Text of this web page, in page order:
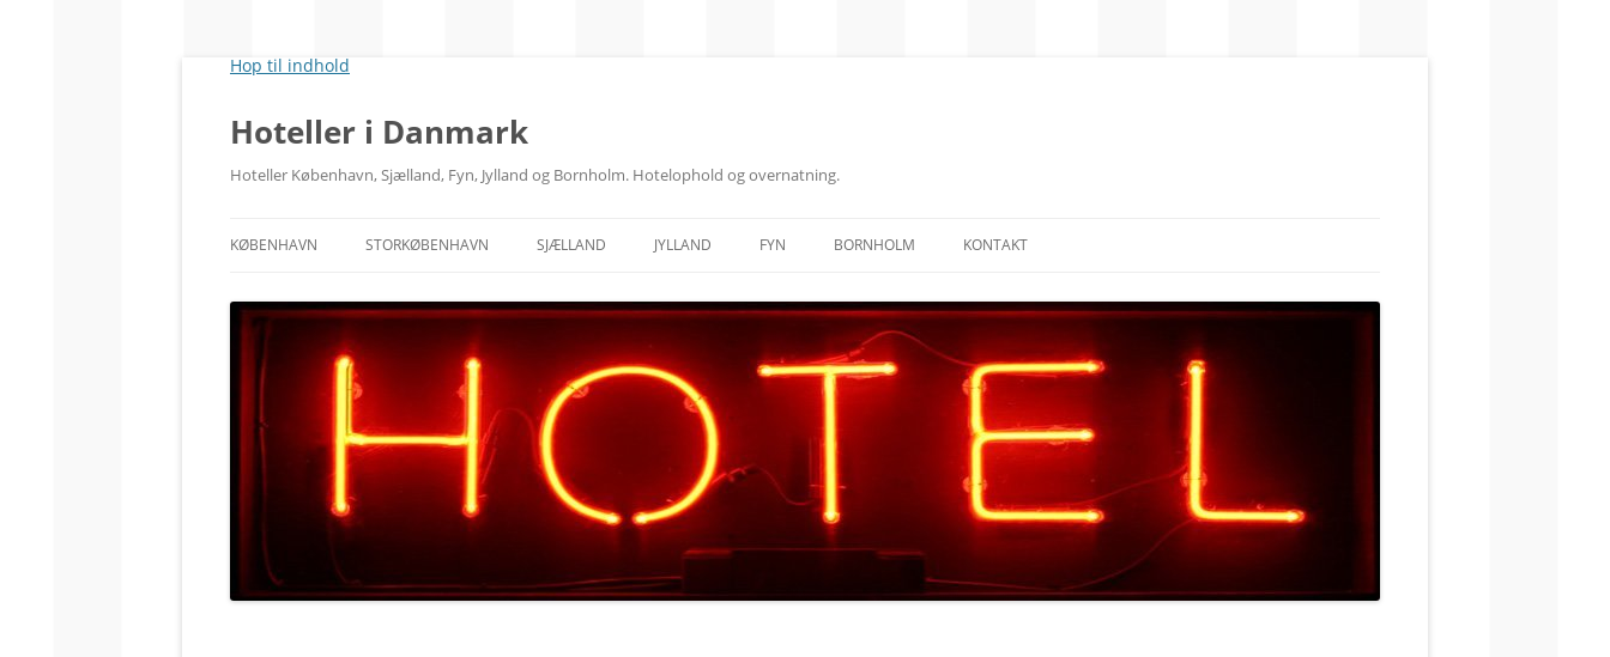
Hop til indhold
Hoteller i Danmark
Hoteller København, Sjælland, Fyn, Jylland og Bornholm. Hotelophold og overnatning.
KØBENHAVN
RÅDHUSPLADSEN
HOVEDBANEGÅRDEN
KØBENHAVN V.
KØBENHAVN K.
STORKØBENHAVN SJÆLLAND
MIDTSJÆLLAND
VESTSJÆLLAND
FALSTER
LOLLAND
JYLLAND
ÅLBORG
NORDJYLLAND
MIDTJYLLAND
ØSTJYLLAND
VESTJYLLAND
SØNDERJYLLAND
FYN BORNHOLM KONTAKT